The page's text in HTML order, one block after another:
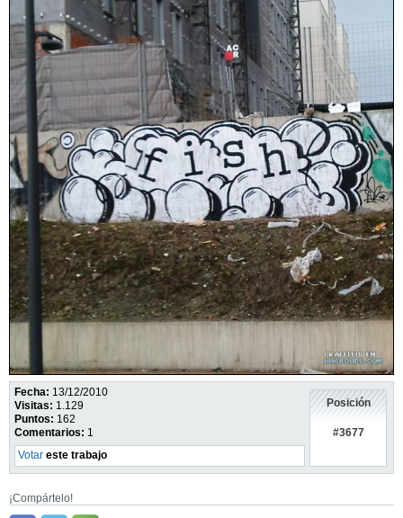
Fecha: 13/12/2010
Visitas: 1.129
Puntos: 162
Comentarios: 1
Votar este trabajo
Posición
#3677
¡Compártelo!